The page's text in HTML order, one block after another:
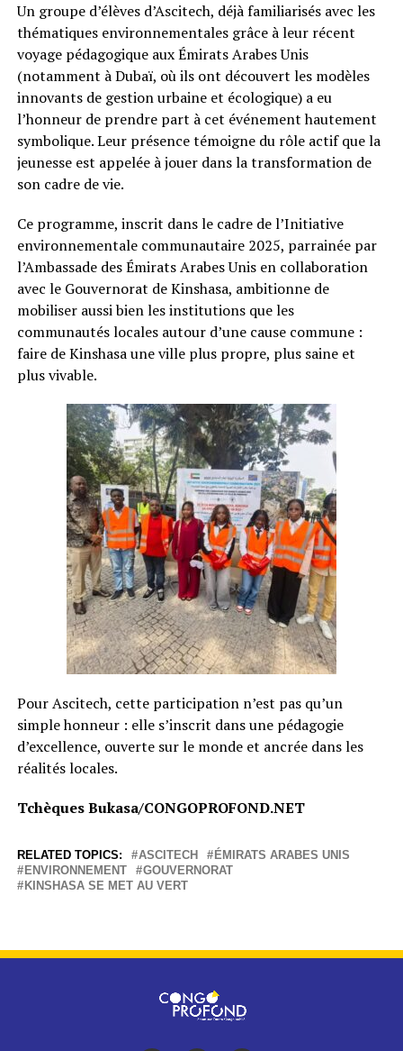
Un groupe d’élèves d’Ascitech, déjà familiarisés avec les
thématiques environnementales grâce à leur récent
voyage pédagogique aux Émirats Arabes Unis
(notamment à Dubaï, où ils ont découvert les modèles
innovants de gestion urbaine et écologique) a eu
l’honneur de prendre part à cet événement hautement
symbolique. Leur présence témoigne du rôle actif que la
jeunesse est appelée à jouer dans la transformation de
son cadre de vie.
Ce programme, inscrit dans le cadre de l’Initiative
environnementale communautaire 2025, parrainée par
l’Ambassade des Émirats Arabes Unis en collaboration
avec le Gouvernorat de Kinshasa, ambitionne de
mobiliser aussi bien les institutions que les
communautés locales autour d’une cause commune :
faire de Kinshasa une ville plus propre, plus saine et
plus vivable.
Pour Ascitech, cette participation n’est pas qu’un
simple honneur : elle s’inscrit dans une pédagogie
d’excellence, ouverte sur le monde et ancrée dans les
réalités locales.
Tchèques Bukasa/CONGOPROFOND.NET
RELATED TOPICS: ASCITECH
ÉMIRATS ARABES UNIS
ENVIRONNEMENT
GOUVERNORAT
KINSHASA SE MET AU VERT